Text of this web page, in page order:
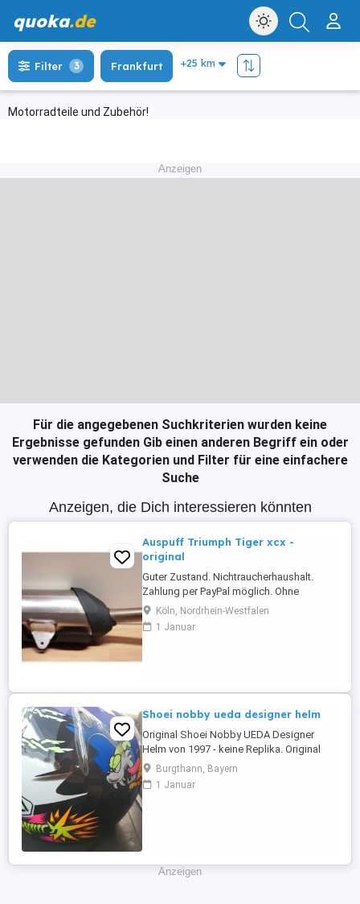
quoka.de
Motorradteile und Zubehör!
Filter 3 Frankfurt
Anzeigen
Für die angegebenen Suchkriterien wurden keine
Ergebnisse gefunden Gib einen anderen Begriff ein oder
verwenden die Kategorien und Filter für eine einfachere
Suche
Anzeigen, die Dich interessieren könnten
Auspuff Triumph Tiger xcx -
original
Guter Zustand. Nichtraucherhaushalt.
Zahlung per PayPal möglich. Ohne
Rücknahme, Gewährleistung und Garantie.
Nur Abholung.
Köln, Nordrhein-Westfalen
1 Januar
Shoei nobby ueda designer helm
Original Shoei Nobby UEDA Designer
Helm von 1997 - keine Replika. Original
Rechnung vorhanden Wegen Alter
Ausstellungsstück mit minimalen Kratzern.
Ein echter Hingucker für jede Sammlung.
Burgthann, Bayern
1 Januar
Anzeigen